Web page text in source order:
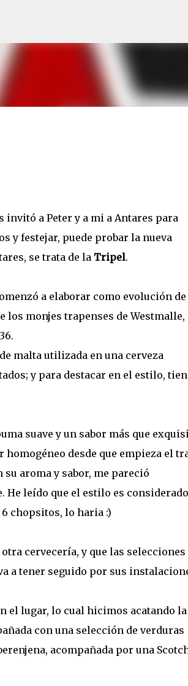
invitó a Peter y a mi a Antares para
y festejar, puede probar la nueva
se trata de la Tripel.
a elaborar como evolución de
los monjes trapenses de Westmalle,
malta utilizada en una cerveza
y para destacar en el estilo,
suave y un sabor más que
desde que empieza el
aroma y sabor, me pareció
He leído que el estilo es considerado
chopsitos, lo haria :)
cervecería, y que las selecciones
a tener seguido por sus
el lugar, lo cual hicimos acatando la
con una selección de verduras
acompañada por una